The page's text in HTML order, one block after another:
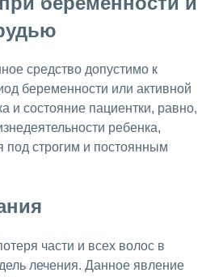
средство допустимо к
беременности или активной
и состояние пациентки, равно,
ребенка,
под строгим и постоянным
части и всех волос в
лечения. Данное явление